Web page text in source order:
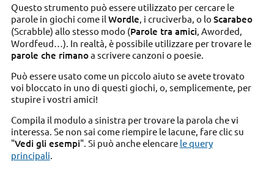
Questo strumento può essere utilizzato per cercare le
parole in giochi come il Wordle , i cruciverba, o lo Scarabeo
(Scrabble) allo stesso modo (Parole tra amici , Aworded,
Wordfeud…). In realtà, è possibile utilizzare per trovare le
parole che rimanoa scrivere canzoni o poesie.
Può essere usato come un piccolo aiuto se avete trovato
voi bloccato in uno di questi giochi, o, semplicemente, per
stupire i vostri amici!
Compila il modulo a sinistra per trovare la parola che vi
interessa. Se non sai come riempire le lacune, fare clic su
"Vedi gli esempi". Si può anche elencare le query
principali.